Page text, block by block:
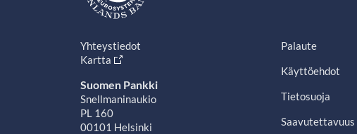
Yhteystiedot
Kartta
Suomen Pankki
Snellmaninaukio
PL 160
00101 Helsinki
Palaute
Käyttöehdot
Tietosuoja
Saavutettavuus